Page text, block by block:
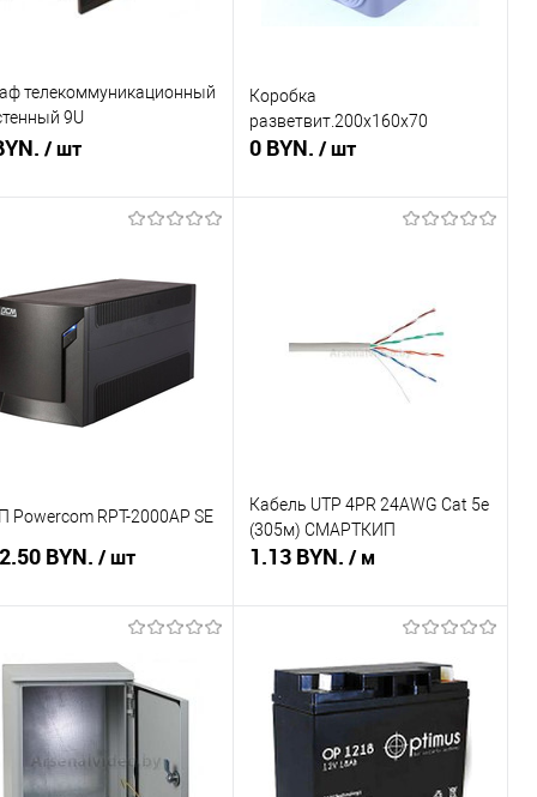
телекоммуникационный
9U
пенального
/ шт
в 1 клик
Сравнение
избранное
Недоступно
Коробка
разветвит.200х160х70
0 BYN. / шт
Сравнение
В избранное
Недоступно
Powercom RPT-2000AP SE
BYN. / шт
в 1 клик
Сравнение
избранное
Недоступно
Кабель UTP 4PR 24AWG Cat 5е
(305м) СМАРТКИП
1.13 BYN. / м
Купить в 1 клик
В избранное
Недоступно